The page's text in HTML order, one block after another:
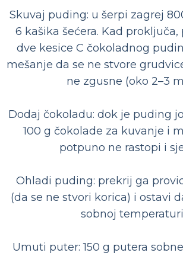
Skuvaj puding: u šerpi zagrej
6 kašika šećera. Kad proključa,
dve kesice C čokoladnog
mešanje da se ne stvore
ne zgusne (oko 2–3
Dodaj čokoladu: dok je puding
100 g čokolade za kuvanje i
potpuno ne rastopi i
Ohladi puding: prekrij ga
(da se ne stvori korica) i ostavi
sobnoj
Umuti puter: 150 g putera